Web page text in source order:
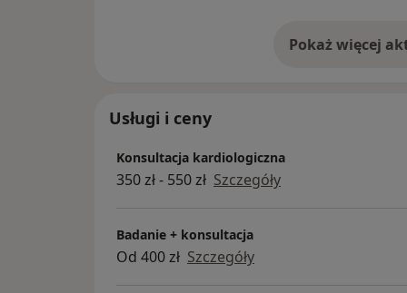
pośrednictwem wiadamości na
Zapraszam
Usługi i ceny
Konsultacja kardiologiczna
350 zł - 550 zł Szczegóły
Badanie + konsultacja
Od 400 zł Szczegóły